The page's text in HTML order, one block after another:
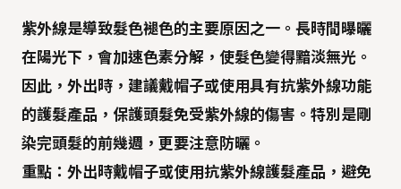
紫外線是導致髮色褪色的主要原因之一。長時間曝曬
在陽光下，會加速色素分解，使髮色變得黯淡無光。
因此，外出時，建議戴帽子或使用具有抗紫外線功能
的護髮產品，保護頭髮免受紫外線的傷害。特別是剛
染完頭髮的前幾週，更要注意防曬。
重點： 外出時戴帽子或使用抗紫外線護髮產品，避免